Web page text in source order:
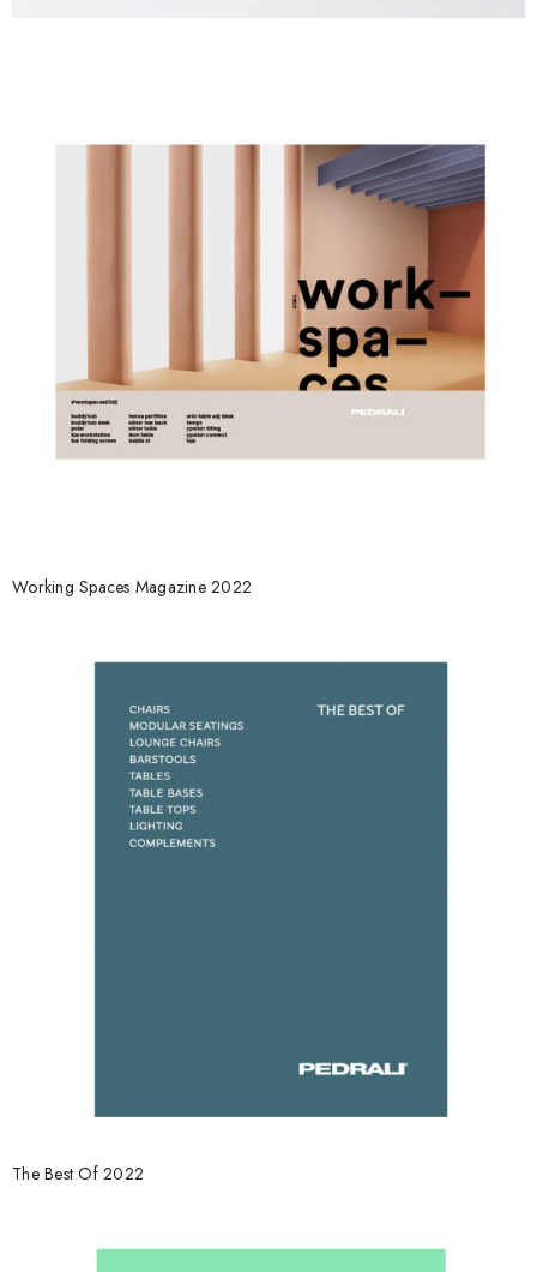
Working Spaces Magazine 2022
The Best Of 2022